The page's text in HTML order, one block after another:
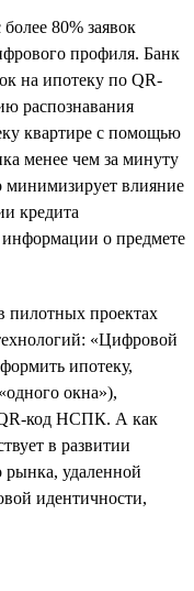
80% заявок
профиля. Банк
на ипотеку по QR-
распознавания
квартире с помощью
менее чем за минуту
минимизирует влияние
кредита
информации о предмете
проектах
«Цифровой
ипотеку,
окна»),
код НСПК. А как
в развитии
рынка, удаленной
идентичности,